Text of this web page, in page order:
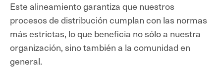
Este alineamiento garantiza que nuestros
procesos de distribución cumplan con las normas
más estrictas, lo que beneficia no sólo a nuestra
organización, sino también a la comunidad en
general.